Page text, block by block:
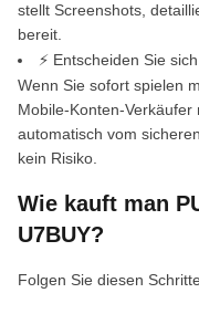
stellt Screenshots,
bereit.
⚡ Entscheiden Sie
Wenn Sie sofort spielen
Mobile-Konten-Verkäufer
automatisch vom
kein Risiko.
Wie kauft man
U7BUY?
Folgen Sie diesen